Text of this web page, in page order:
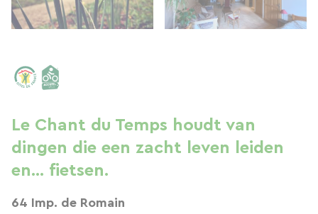
Le Chant du Temps houdt van
dingen die een zacht leven leiden
en... fietsen.
64 Imp. de Romain